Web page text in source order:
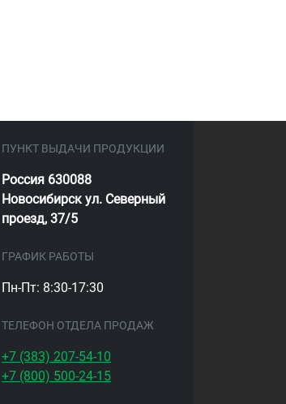
ПУНКТ ВЫДАЧИ ПРОДУКЦИИ
Россия 630088
Новосибирск ул. Северный
проезд, 37/5
ГРАФИК РАБОТЫ
Пн-Пт: 8:30-17:30
ТЕЛЕФОН ОТДЕЛА ПРОДАЖ
+7 (383) 207-54-10
+7 (800) 500-24-15